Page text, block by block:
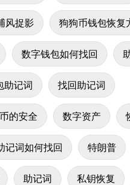
风捉影 狗狗币钱包恢复
数字钱包如何找回
助记词 找回助记词
的安全 数字资产
记词如何找回 特朗普
助记词 私钥恢复